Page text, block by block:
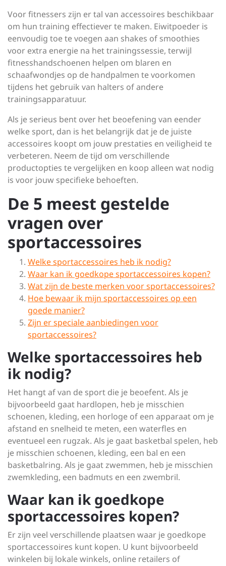
Voor fitnessers zijn er tal van accessoires beschikbaar
om hun training effectiever te maken. Eiwitpoeder is
eenvoudig toe te voegen aan shakes of smoothies
voor extra energie na het trainingssessie, terwijl
fitnesshandschoenen helpen om blaren en
schaafwondjes op de handpalmen te voorkomen
tijdens het gebruik van halters of andere
trainingsapparatuur.
Als je serieus bent over het beoefening van eender
welke sport, dan is het belangrijk dat je de juiste
accessoires koopt om jouw prestaties en veiligheid te
verbeteren. Neem de tijd om verschillende
productopties te vergelijken en koop alleen wat nodig
is voor jouw specifieke behoeften.
De 5 meest gestelde
vragen over
sportaccessoires
Welke sportaccessoires heb ik nodig?
Waar kan ik goedkope sportaccessoires kopen?
Wat zijn de beste merken voor sportaccessoires?
Hoe bewaar ik mijn sportaccessoires op een
goede manier?
Zijn er speciale aanbiedingen voor
sportaccessoires?
Welke sportaccessoires heb
ik nodig?
Het hangt af van de sport die je beoefent. Als je
bijvoorbeeld gaat hardlopen, heb je misschien
schoenen, kleding, een horloge of een apparaat om je
afstand en snelheid te meten, een waterfles en
eventueel een rugzak. Als je gaat basketbal spelen, heb
je misschien schoenen, kleding, een bal en een
basketbalring. Als je gaat zwemmen, heb je misschien
zwemkleding, een badmuts en een zwembril.
Waar kan ik goedkope
sportaccessoires kopen?
Er zijn veel verschillende plaatsen waar je goedkope
sportaccessoires kunt kopen. U kunt bijvoorbeeld
winkelen bij lokale winkels, online retailers of